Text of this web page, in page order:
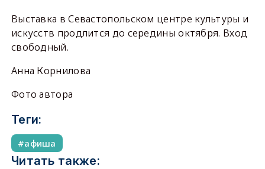
Выставка в Севастопольском центре культуры и
искусств продлится до середины октября. Вход
свободный.
Анна Корнилова
Фото автора
Теги:
афиша
Читать также: